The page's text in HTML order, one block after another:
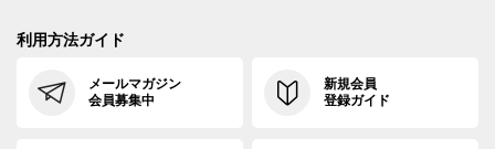
利用方法ガイド
メールマガジン
会員募集中
新規会員
登録ガイド